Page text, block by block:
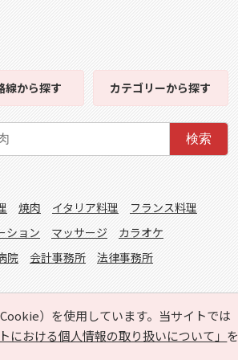
）を使用しています。当サイトでは
における個人情報の取り扱いについて」 を
線から探す カテゴリーから探す
検索
焼肉 イタリア料理
フランス料理
ション マッサージ
カラオケ
院 会計事務所 法律事務所